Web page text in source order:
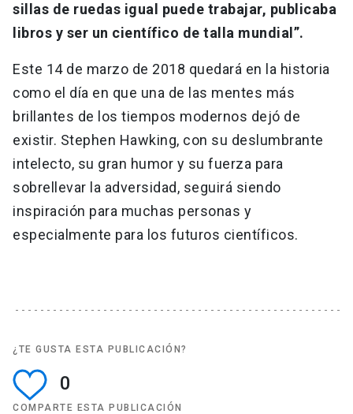
sillas de ruedas igual puede trabajar, publicaba
libros y ser un científico de talla mundial”.
Este 14 de marzo de 2018 quedará en la historia
como el día en que una de las mentes más
brillantes de los tiempos modernos dejó de
existir. Stephen Hawking, con su deslumbrante
intelecto, su gran humor y su fuerza para
sobrellevar la adversidad, seguirá siendo
inspiración para muchas personas y
especialmente para los futuros científicos.
¿TE GUSTA ESTA PUBLICACIÓN?
0
COMPARTE ESTA PUBLICACIÓN